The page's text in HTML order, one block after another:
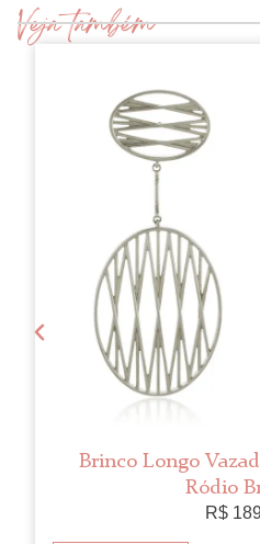
Veja também
Brinco Longo
Ródio
R$